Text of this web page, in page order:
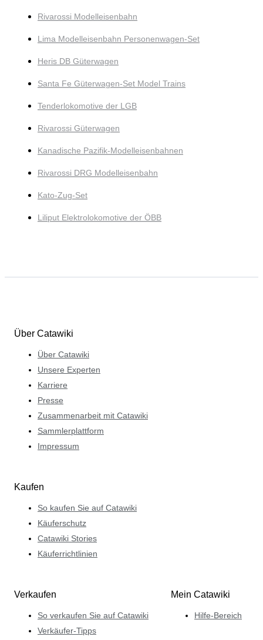
Rivarossi Modelleisenbahn
Lima Modelleisenbahn Personenwagen-Set
Heris DB Güterwagen
Santa Fe Güterwagen-Set Model Trains
Tenderlokomotive der LGB
Rivarossi Güterwagen
Kanadische Pazifik-Modelleisenbahnen
Rivarossi DRG Modelleisenbahn
Kato-Zug-Set
Liliput Elektrolokomotive der ÖBB
Über Catawiki
Über Catawiki
Unsere Experten
Karriere
Presse
Zusammenarbeit mit Catawiki
Sammlerplattform
Impressum
Kaufen
So kaufen Sie auf Catawiki
Käuferschutz
Catawiki Stories
Käuferrichtlinien
Verkaufen
So verkaufen Sie auf Catawiki
Verkäufer-Tipps
Mein Catawiki
Hilfe-Bereich